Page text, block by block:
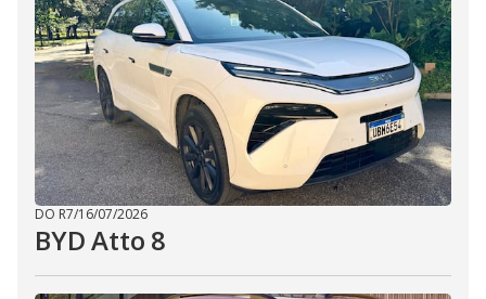
DO R7/16/07/2026
BYD Atto 8